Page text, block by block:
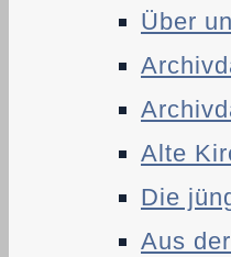
Über
Alte
Die
Aus